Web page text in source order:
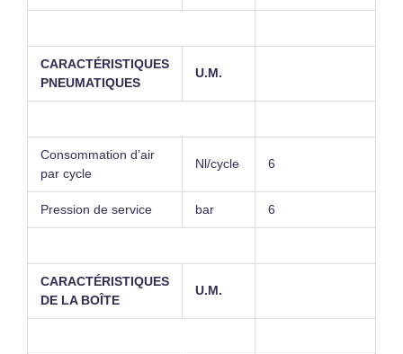
CARACTÉRISTIQUES
PNEUMATIQUES
U.M.
Consommation d’air
par cycle
Nl/cycle 6
Pression de service bar 6
CARACTÉRISTIQUES
DE LA BOÎTE
U.M.